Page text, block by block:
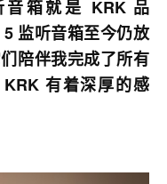
箱就是 KRK 品
监听音箱至今仍放
陪伴我完成了所有
有着深厚的感